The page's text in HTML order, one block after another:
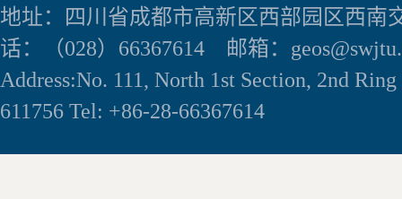
地址：四川省成都市高新区西部园区
话：（028）66367614 邮箱：
Address:No. 111, North 1st Section, 2nd
611756 Tel: +86-28-66367614